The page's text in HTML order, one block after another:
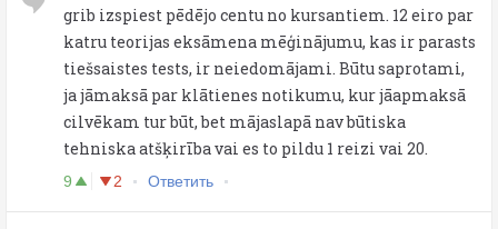
grib izspiest pēdējo centu no kursantiem. 12 eiro par
katru teorijas eksāmena mēģinājumu, kas ir parasts
tiešsaistes tests, ir neiedomājami. Būtu saprotami,
ja jāmaksā par klātienes notikumu, kur jāapmaksā
cilvēkam tur būt, bet mājaslapā nav būtiska
tehniska atšķirība vai es to pildu 1 reizi vai 20.
9 2 Ответить